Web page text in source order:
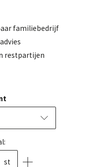
familiebedrijf
restpartijen
st